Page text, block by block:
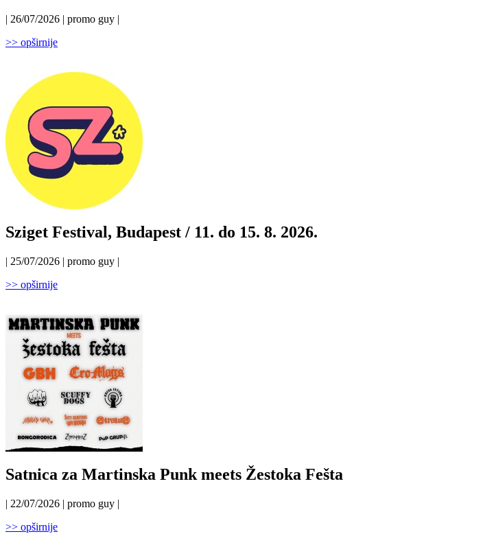
| 26/07/2026 | promo guy |
>> opširnije
Sziget Festival, Budapest / 11. do 15. 8. 2026.
| 25/07/2026 | promo guy |
>> opširnije
Satnica za Martinska Punk meets Žestoka Fešta
| 22/07/2026 | promo guy |
>> opširnije